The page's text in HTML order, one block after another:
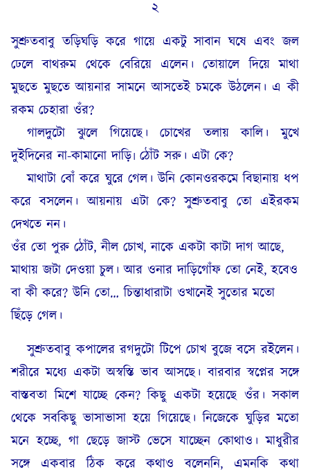
২
সুশ্রুতবাবু তড়িঘড়ি করে গায়ে একটু সাবান ঘষে এবং জল
ঢেলে বাথরুম থেকে বেরিয়ে এলেন। তোয়ালে দিয়ে মাথা
মুছতে মুছতে আয়নার সামনে আসতেই চমকে উঠলেন। এ কী
রকম চেহারা ওঁর?
গালদুটো ঝুলে গিয়েছে। চোখের তলায় কালি। মুখে
দুইদিনের না-কামানো দাড়ি৷ ঠোঁট সরু। এটা কে?
মাথাটা বোঁ করে ঘুরে গেল। উনি কোনওরকমে বিছানায় ধপ
করে বসলেন। আয়নায় এটা কে? সুশ্রুতবাবু তো এইরকম
দেখতে নন।
ওঁর তো পুরু ঠোঁট, নীল চোখ, নাকে একটা কাটা দাগ আছে,
মাথায় জটা দেওয়া চুল। আর ওনার দাড়িগোঁফ তো নেই, হবেও
বা কী করে? উনি তো… চিন্তাধারাটা ওখানেই সুতোর মতো
ছিঁড়ে গেল।
সুশ্রুতবাবু কপালের রগদুটো টিপে চোখ বুজে বসে রইলেন।
শরীরে মধ্যে একটা অস্বস্তি ভাব আসছে। বারবার স্বপ্নের সঙ্গে
বাস্তবতা মিশে যাচ্ছে কেন? কিছু একটা হয়েছে ওঁর। সকাল
থেকে সবকিছু ভাসাভাসা হয়ে গিয়েছে। নিজেকে ঘুড়ির মতো
মনে হচ্ছে, গা ছেড়ে জাস্ট ভেসে যাচ্ছেন কোথাও। মাধুরীর
সঙ্গে একবার ঠিক করে কথাও বলেননি, এমনকি কথা